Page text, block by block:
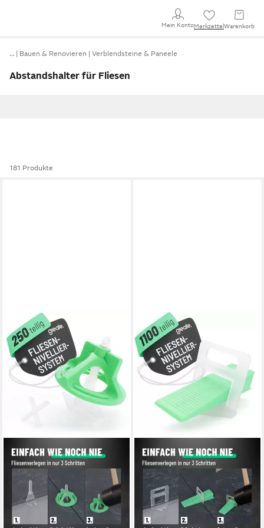
Mein KontoMerkzettel Warenkorb
… Bauen & Renovieren Verblendsteine & Paneele
Abstandshalter für Fliesen
181 Produkte